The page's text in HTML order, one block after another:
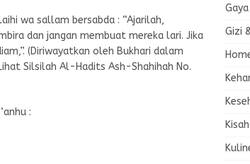
wa sallam bersabda : “Ajarilah,
dan jangan membuat mereka lari. Jika
(Diriwayatkan oleh Bukhari dalam
Silsilah Al-Hadits Ash-Shahihah No.
:
Gizi